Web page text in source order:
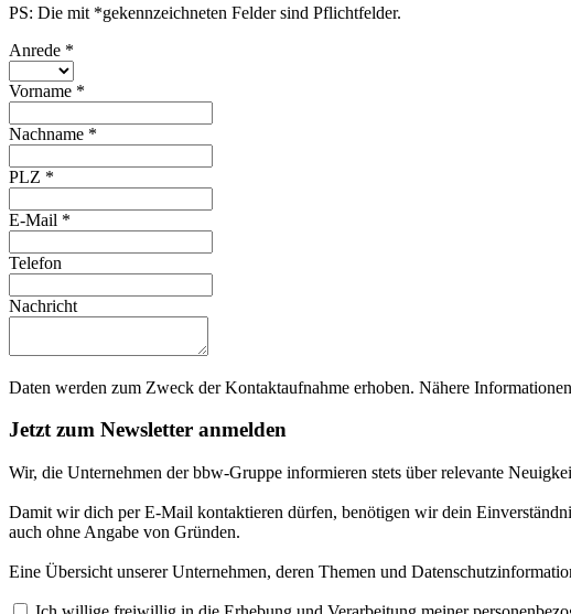
PS: Die mit *gekennzeichneten Felder sind Pflichtfelder.
Anrede *
Vorname *
Nachname *
PLZ *
E-Mail *
Telefon
Nachricht
Daten werden zum Zweck der Kontaktaufnahme erhoben. Nähere
Jetzt zum Newsletter anmelden
Wir, die Unternehmen der bbw-Gruppe informieren stets über relevante
Damit wir dich per E-Mail kontaktieren dürfen, benötigen wir dein
auch ohne Angabe von Gründen.
Eine Übersicht unserer Unternehmen, deren Themen und